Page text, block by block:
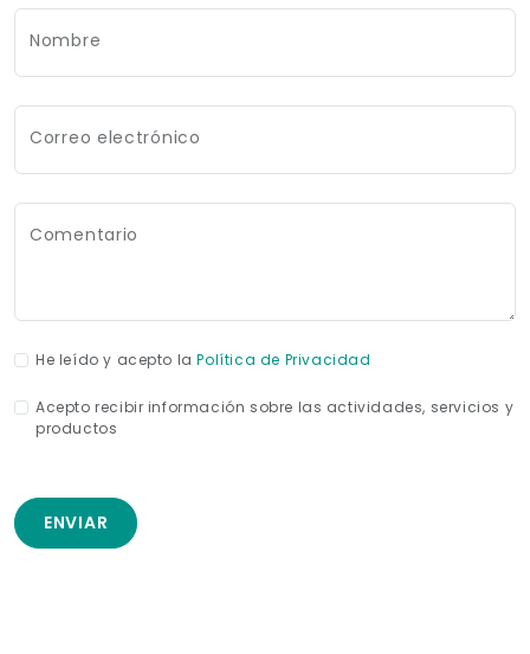
Nombre
Correo electrónico
Comentario
He leído y acepto laPolítica de Privacidad
Acepto recibir información sobre las actividades, servicios y
productos
ENVIAR